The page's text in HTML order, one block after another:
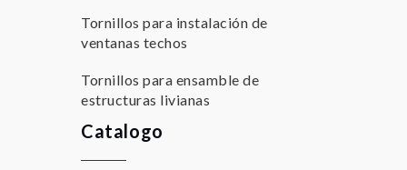
Tornillos para instalación de
ventanas techos
Tornillos para ensamble de
estructuras livianas
Catalogo